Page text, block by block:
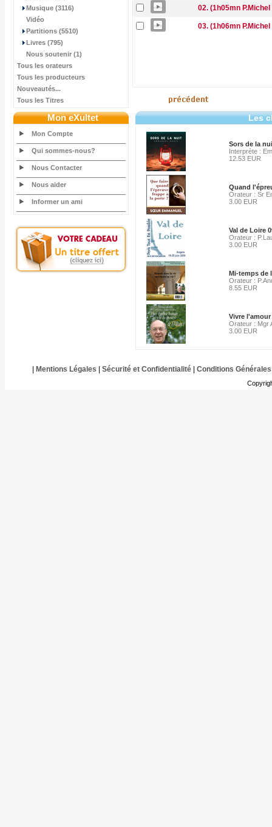
Musique (3116)
Vidéo
Partitions (5510)
Livres (795)
Nous soutenir (1)
Tous les orateurs
Tous les producteurs
Nouveautés...
Tous les Titres
Mon eXultet
Mon Compte
Qui sommes-nous?
Nous Contacter
Nous aider
Informer un ami
02. (1h05mn
03. (1h06mn
Les
Sors de la
Interprète :
12.53 EUR
Quand
Orateur : Sr
3.00 EUR
Val de Loire
Orateur :
3.00 EUR
Mi-temps de
Orateur :
8.55 EUR
Vivre
Orateur : Mgr
3.00 EUR
Mentions Légales Sécurité et Confidentialité| Conditions Générales